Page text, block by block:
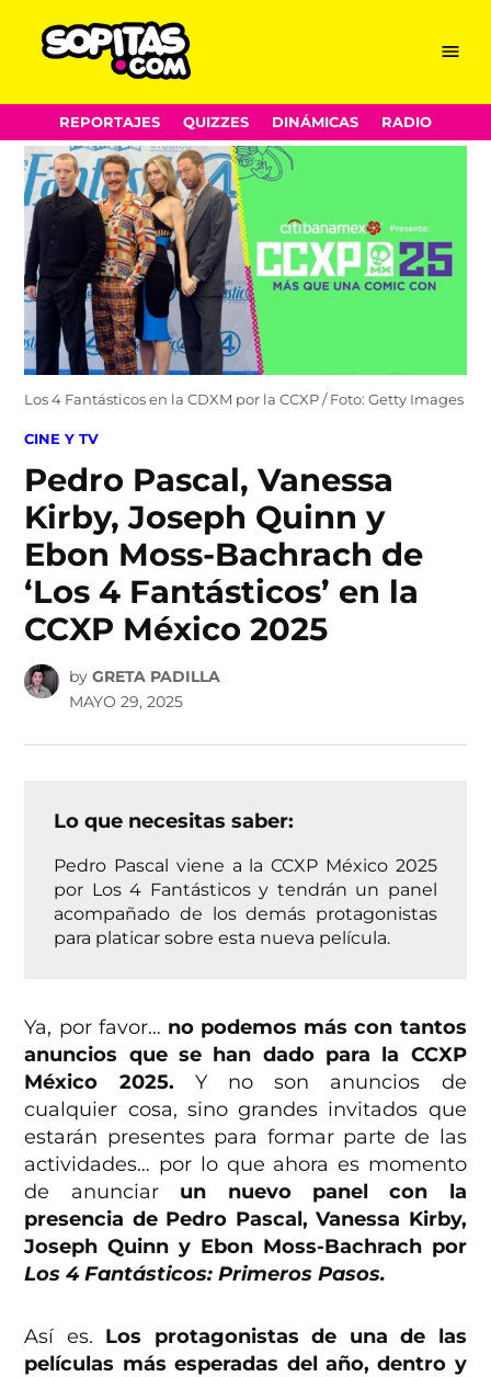
Skip
to
content
Menu
REPORTAJES QUIZZES DINÁMICAS RADIO
Los 4 Fantásticos en la CDXM por la CCXP / Foto: Getty Images
POSTED
CINE Y TV
Pedro Pascal, Vanessa
Kirby, Joseph Quinn y
Ebon Moss-Bachrach de
‘Los 4 Fantásticos’ en la
CCXP México 2025
by GRETA PADILLA
MAYO 29, 2025
Lo que necesitas saber:
Pedro Pascal viene a la CCXP México 2025
por Los 4 Fantásticos y tendrán un panel
acompañado de los demás protagonistas
para platicar sobre esta nueva película.
Ya, por favor… no podemos más con tantos
anuncios que se han dado para la CCXP
México 2025. Y no son anuncios de
cualquier cosa, sino grandes invitados que
estarán presentes para formar parte de las
actividades… por lo que ahora es momento
de anunciar un nuevo panel con la
presencia de Pedro Pascal, Vanessa Kirby,
Joseph Quinn y Ebon Moss-Bachrach por
Los 4 Fantásticos: Primeros Pasos.
Así es. Los protagonistas de una de las
películas más esperadas del año, dentro y